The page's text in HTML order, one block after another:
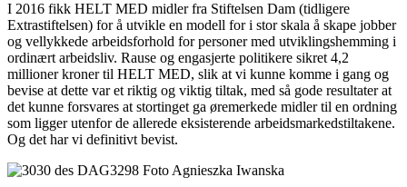
I 2016 fikk HELT MED midler fra Stiftelsen Dam (tidligere
Extrastiftelsen) for å utvikle en modell for i stor skala å skape jobber
og vellykkede arbeidsforhold for personer med utviklingshemming i
ordinært arbeidsliv. Rause og engasjerte politikere sikret 4,2
millioner kroner til HELT MED, slik at vi kunne komme i gang og
bevise at dette var et riktig og viktig tiltak, med så gode resultater at
det kunne forsvares at stortinget ga øremerkede midler til en ordning
som ligger utenfor de allerede eksisterende arbeidsmarkedstiltakene.
Og det har vi definitivt bevist.